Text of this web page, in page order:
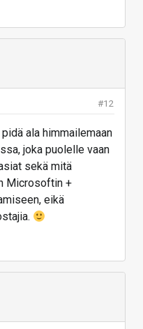
#12
ala himmailemaan
joka puolelle vaan
sekä mitä
Microsoftin +
eikä